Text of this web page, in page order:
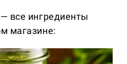
все ингредиенты
магазине: